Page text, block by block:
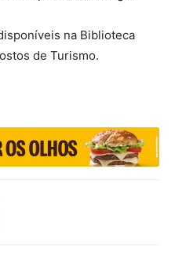
na Biblioteca
de Turismo.